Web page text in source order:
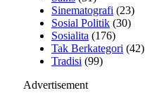
Sinematografi (23)
Sosial Politik (30)
Sosialita (176)
Tak Berkategori (42)
Tradisi (99)
Advertisement